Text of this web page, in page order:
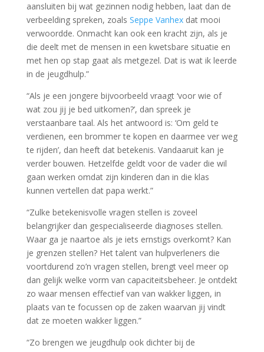
aansluiten bij wat gezinnen nodig hebben, laat dan de
verbeelding spreken, zoals Seppe Vanhexdat mooi
verwoordde. Onmacht kan ook een kracht zijn, als je
die deelt met de mensen in een kwetsbare situatie en
met hen op stap gaat als metgezel. Dat is wat ik leerde
in de jeugdhulp.”
“Als je een jongere bijvoorbeeld vraagt ‘voor wie of
wat zou jij je bed uitkomen?’, dan spreek je
verstaanbare taal. Als het antwoord is: ‘Om geld te
verdienen, een brommer te kopen en daarmee ver weg
te rijden’, dan heeft dat betekenis. Vandaaruit kan je
verder bouwen. Hetzelfde geldt voor de vader die wil
gaan werken omdat zijn kinderen dan in die klas
kunnen vertellen dat papa werkt.”
“Zulke betekenisvolle vragen stellen is zoveel
belangrijker dan gespecialiseerde diagnoses stellen.
Waar ga je naartoe als je iets ernstigs overkomt? Kan
je grenzen stellen? Het talent van hulpverleners die
voortdurend zo’n vragen stellen, brengt veel meer op
dan gelijk welke vorm van capaciteitsbeheer. Je ontdekt
zo waar mensen effectief van van wakker liggen, in
plaats van te focussen op de zaken waarvan jij vindt
dat ze moeten wakker liggen.”
“Zo brengen we jeugdhulp ook dichter bij de